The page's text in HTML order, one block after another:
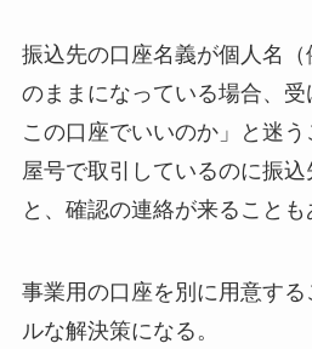
振込先の口座名義が個人名（
のままになっている場合、
この口座でいいのか」と迷う
屋号で取引しているのに振
と、確認の連絡が来ることも
事業用の口座を別に用意す
ルな解決策になる。